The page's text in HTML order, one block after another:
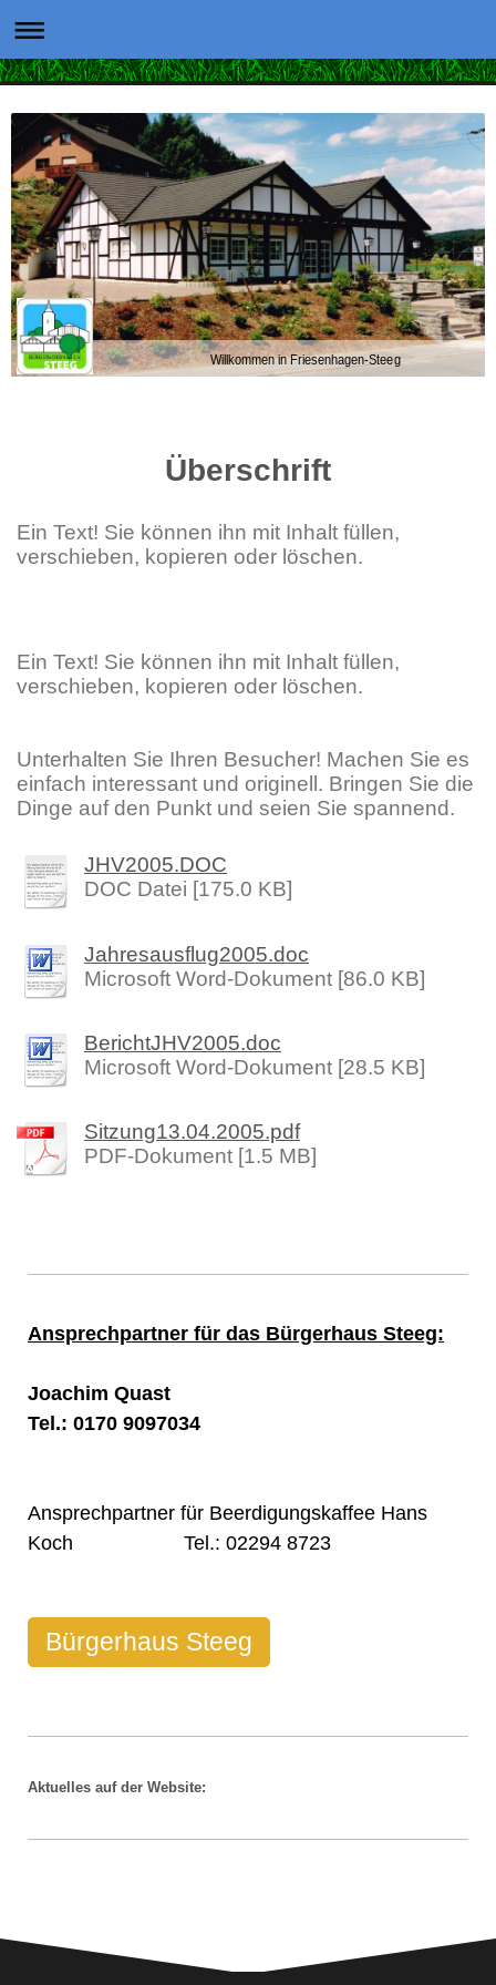
Willkommen in Friesenhagen-Steeg
Überschrift
Ein Text! Sie können ihn mit Inhalt füllen,
verschieben, kopieren oder löschen.
Ein Text! Sie können ihn mit Inhalt füllen,
verschieben, kopieren oder löschen.
Unterhalten Sie Ihren Besucher! Machen Sie es
einfach interessant und originell. Bringen Sie die
Dinge auf den Punkt und seien Sie spannend.
JHV2005.DOC
DOC Datei [175.0 KB]
Jahresausflug2005.doc
Microsoft Word-Dokument [86.0 KB]
BerichtJHV2005.doc
Microsoft Word-Dokument [28.5 KB]
Sitzung13.04.2005.pdf
PDF-Dokument [1.5 MB]
Ansprechpartner für das Bürgerhaus Steeg:
Joachim Quast
Tel.: 0170 9097034
Ansprechpartner für Beerdigungskaffee Hans
Koch Tel.: 02294 8723
Bürgerhaus Steeg
Aktuelles auf der Website: